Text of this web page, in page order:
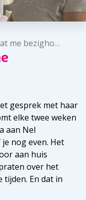
bezighoudt…”
gesprek met haar
elke twee weken
aan Nel
nog even. Het
aan huis
over het
tijden. En dat in